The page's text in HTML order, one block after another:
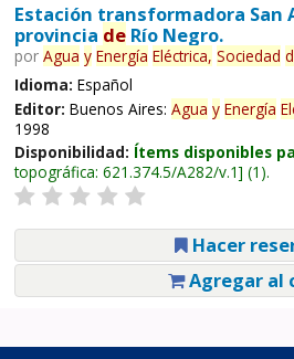
Estación transformadora San
provincia deRío Negro.
por Agua y Energía Eléctrica, Sociedad
Idioma: Español
Editor: Buenos Aires: Agua y Energía
1998
Disponibilidad: Ítems disponibles
topográfica: 621.374.5/A282/v.1 (1).
Hacer
Agregar al